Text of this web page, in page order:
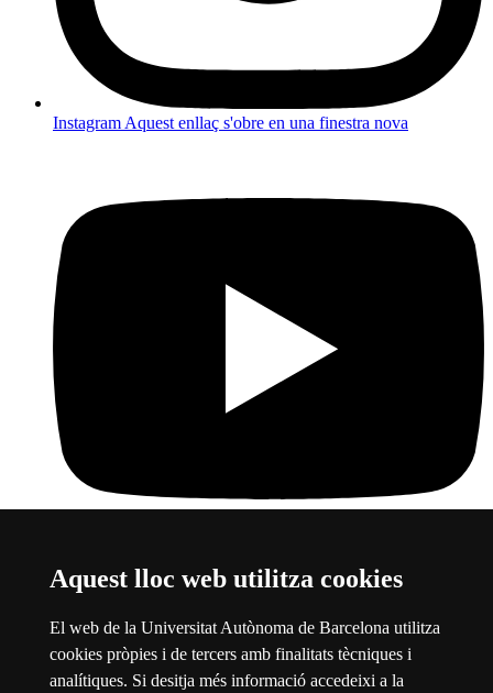
Aquest lloc web utilitza cookies
El web de la Universitat Autònoma de Barcelona utilitza
cookies pròpies i de tercers amb finalitats tècniques i
analítiques. Si desitja més informació accedeixi a la
Instagram Aquest enllaç s'obre en una finestra nova
YoutubeAquest enllaç s'obre en una finestra nova
Sobre el web
Universitat Autònoma de Barcelona